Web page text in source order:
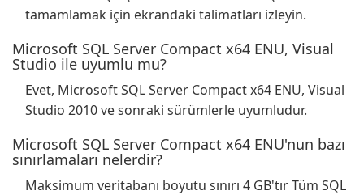
tamamlamak için ekrandaki talimatları izleyin.
Microsoft SQL Server Compact x64 ENU, Visual
Studio ile uyumlu mu?
Evet, Microsoft SQL Server Compact x64 ENU, Visual
Studio 2010 ve sonraki sürümlerle uyumludur.
Microsoft SQL Server Compact x64 ENU'nun bazı
sınırlamaları nelerdir?
Maksimum veritabanı boyutu sınırı 4 GB'tır Tüm SQL